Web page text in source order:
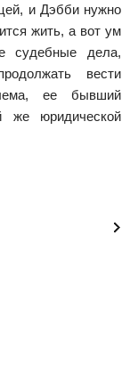
и Дэбби нужно
жить, а вот ум
судебные дела,
вести
ее бывший
же юридической
icon